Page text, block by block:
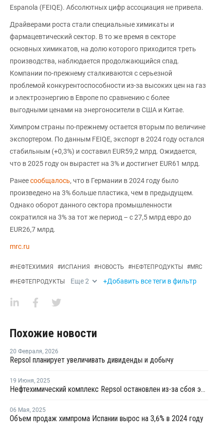
Espanola (FEIQE). Абсолютных цифр ассоциация не привела.
Драйверами роста стали специальные химикаты и
фармацевтический сектор. В то же время в секторе
основных химикатов, на долю которого приходится треть
производства, наблюдается продолжающийся спад.
Компании по-прежнему сталкиваются с серьезной
проблемой конкурентоспособности из-за высоких цен на газ
и электроэнергию в Европе по сравнению с более
выгодными ценами на энергоносители в США и Китае.
Химпром страны по-прежнему остается вторым по величине
экспортером. По данным FEIQE, экспорт в 2024 году остался
стабильным (+0,3%) и составил EUR59,2 млрд. Ожидается,
что в 2025 году он вырастет на 3% и достигнет EUR61 млрд.
Ранеесообщалось, что в Германии в 2024 году было
произведено на 3% больше пластика, чем в предыдущем.
Однако оборот данного сектора промышленности
сократился на 3% за тот же период – с 27,5 млрд евро до
EUR26,7 млрд.
mrc.ru
#НЕФТЕХИМИЯ #ИСПАНИЯ #НОВОСТЬ #НЕФТЕПРОДУКТЫ #MRC
#НЕФТЕПРОДУКТЫ Еще2 +Добавить все теги в фильтр
Похожие новости
20 Февраля, 2026
Repsol планирует увеличивать дивиденды и добычу
19 Июня, 2025
Нефтехимический комплекс Repsol остановлен из-за сбоя электроснабжения
06 Мая, 2025
Объем продаж химпрома Испании вырос на 3,6% в 2024 году